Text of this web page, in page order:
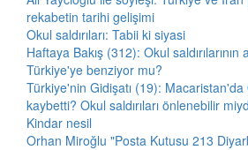
rekabetin tarihi gelişimi
Okul saldırıları: Tabii ki siyasi
Haftaya Bakış (312): Okul
Türkiye'ye benziyor mu?
Türkiye'nin Gidişatı (19):
kaybetti? Okul saldırıları önlenebilir
Kindar nesil
Orhan Miroğlu "Posta Kutusu 213